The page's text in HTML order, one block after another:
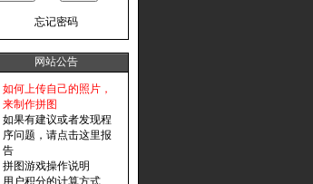
忘记密码
网站公告
如何上传自己的照片，
来制作拼图
如果有建议或者发现程
序问题，请点击这里报
告
拼图游戏操作说明
用户积分的计算方式